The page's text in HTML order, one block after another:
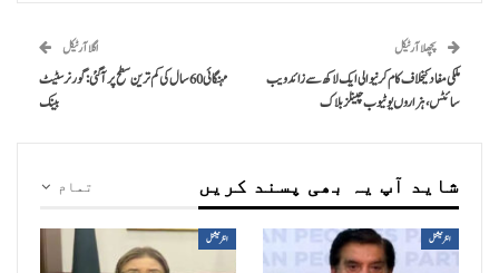
پچھلا آرٹیکل
ملکی مفاد کیخلاف کام کرنیوالی ایک لاکھ سے زائد ویب
سائٹس، ہزاروں یوٹیوب چینلز بلاک
اگلا آرٹیکل
مہنگائی 60 سال کی کم ترین سطح پر آگئی: گورنر سٹیٹ
بینک
تمام شاید آپ یہ بھی پسند کریں
انٹرنیشنل انٹرنیشنل